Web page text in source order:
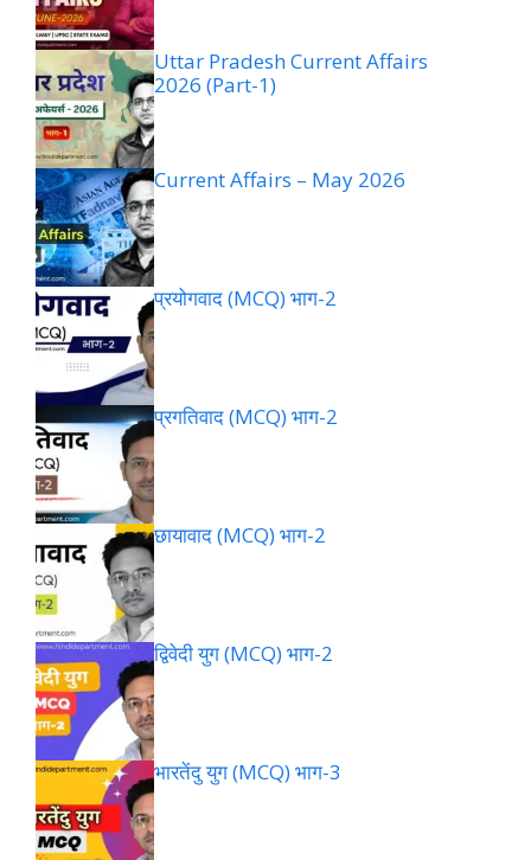
Uttar Pradesh Current Affairs
2026 (Part-1)
Current Affairs – May 2026
प्रयोगवाद (MCQ) भाग-2
प्रगतिवाद (MCQ) भाग-2
छायावाद (MCQ) भाग-2
द्विवेदी युग (MCQ) भाग-2
भारतेंदु युग (MCQ) भाग-3